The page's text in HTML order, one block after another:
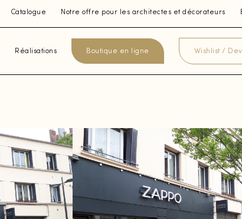
Catalogue Notre offre pour les architectes et décorateurs
Réalisations Boutique en ligne Wishlist /